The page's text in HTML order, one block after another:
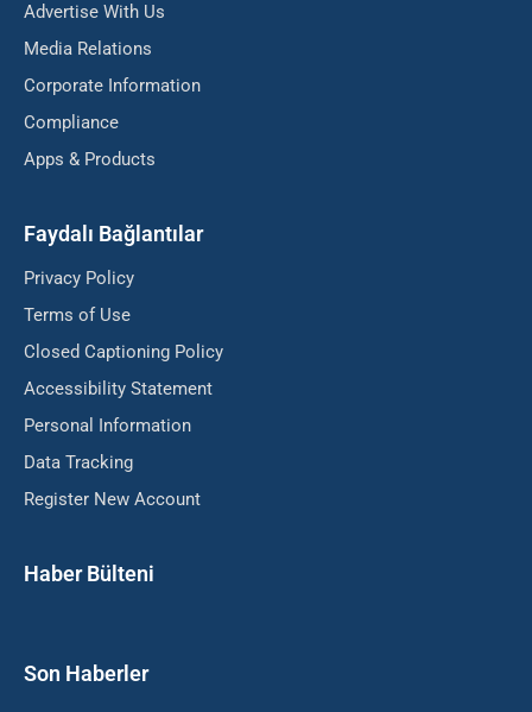
Advertise With Us
Media Relations
Corporate Information
Compliance
Apps & Products
Faydalı Bağlantılar
Privacy Policy
Terms of Use
Closed Captioning Policy
Accessibility Statement
Personal Information
Data Tracking
Register New Account
Haber Bülteni
Son Haberler